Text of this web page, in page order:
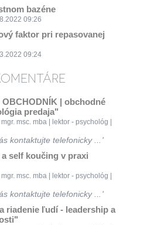
bazéne
09:26
faktor pri repasovanej
09:24
| obchodné
predaja"
msc. mba | lektor - psychológ |
kontaktujte telefonicky ...
self koučing v praxi
msc. mba | lektor - psychológ |
kontaktujte telefonicky ...
riadenie ľudí - leadership a